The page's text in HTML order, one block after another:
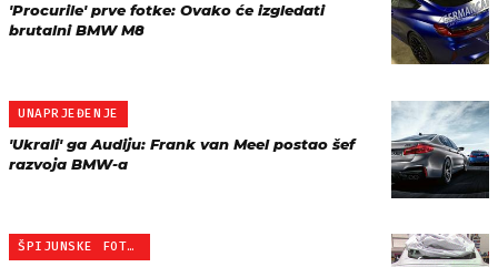
'Procurile' prve fotke: Ovako će izgledati
brutalni BMW M8
UNAPRJEĐENJE
'Ukrali' ga Audiju: Frank van Meel postao šef
razvoja BMW-a
ŠPIJUNSKE FOTKE